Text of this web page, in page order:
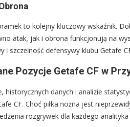
to kolejny kluczowy wskaźnik.
atak, jak i obrona funkcjonują na
i szczelność defensywy klubu Getafe
Pozycje Getafe CF w
historycznych danych i analizie
CF. Choć piłka nożna jest
rozgrywek dla każdego analityka